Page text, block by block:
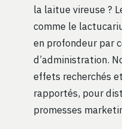
la laitue vireuse ?
comme le
en profondeur par
d’administration.
effets recherchés
rapportés, pour
promesses